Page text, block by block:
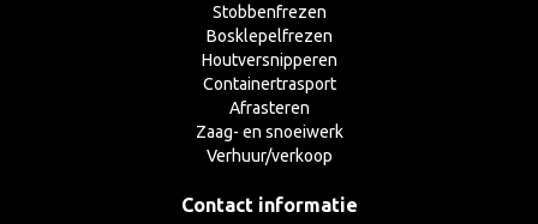
Stobbenfrezen
Bosklepelfrezen
Houtversnipperen
Containertrasport
Afrasteren
Zaag- en snoeiwerk
Verhuur/verkoop
Contact informatie